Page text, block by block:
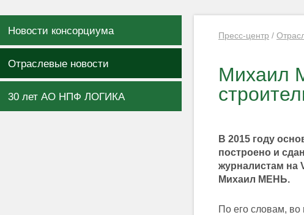
Новости консорциума
Отраслевые новости
30 лет АО НПФ ЛОГИКА
Пресс-центр /
Михаил
В 2015 году
построено и
журналистам на
Михаил МЕНЬ.
По его словам, во